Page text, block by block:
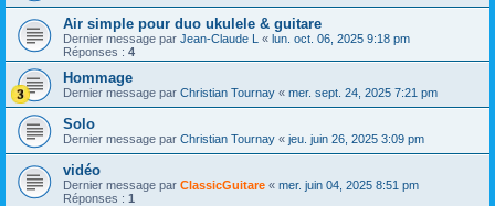
Air simple pour duo ukulele & guitare
Dernier message par Jean-Claude L « lun. oct. 06, 2025 9:18 pm
Réponses : 4
Hommage
Dernier message par Christian Tournay « mer. sept. 24, 2025 7:21 pm
Solo
Dernier message par Christian Tournay « jeu. juin 26, 2025 3:09 pm
vidéo
Dernier message par ClassicGuitare « mer. juin 04, 2025 8:51 pm
Réponses : 1